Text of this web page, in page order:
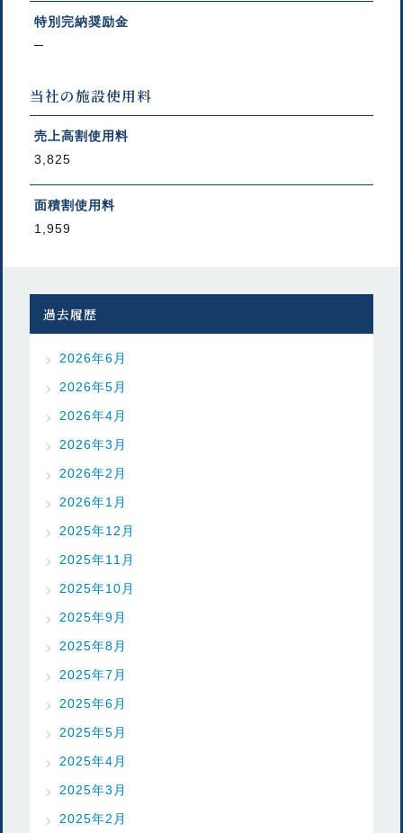
特別完納奨励金
─
当社の施設使用料
売上高割使用料
3,825
面積割使用料
1,959
過去履歴
2026年6月
2026年5月
2026年4月
2026年3月
2026年2月
2026年1月
2025年12月
2025年11月
2025年10月
2025年9月
2025年8月
2025年7月
2025年6月
2025年5月
2025年4月
2025年3月
2025年2月